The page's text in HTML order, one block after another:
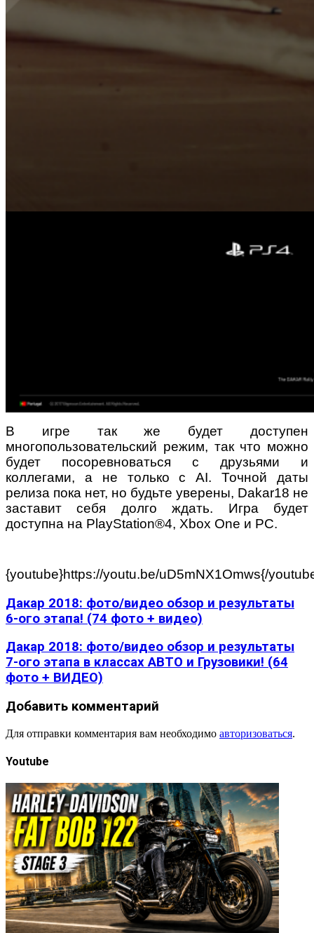
В игре так же будет доступен
многопользовательский режим, так что можно
будет посоревноваться с друзьями и
коллегами, а не только с AI. Точной даты
релиза пока нет, но будьте уверены, Dakar18 не
заставит себя долго ждать. Игра будет
доступна на PlayStation®4, Xbox One и PC.
{youtube}https://youtu.be/uD5mNX1Omws{/
Дакар 2018: фото/видео обзор и результаты
6-ого этапа! (74 фото + видео)
Дакар 2018: фото/видео обзор и результаты
7-ого этапа в классах АВТО и Грузовики! (64
фото + ВИДЕО)
Добавить комментарий
Для отправки комментария вам необходимо авторизоваться.
Youtube